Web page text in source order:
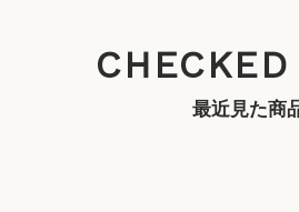
最近見た商